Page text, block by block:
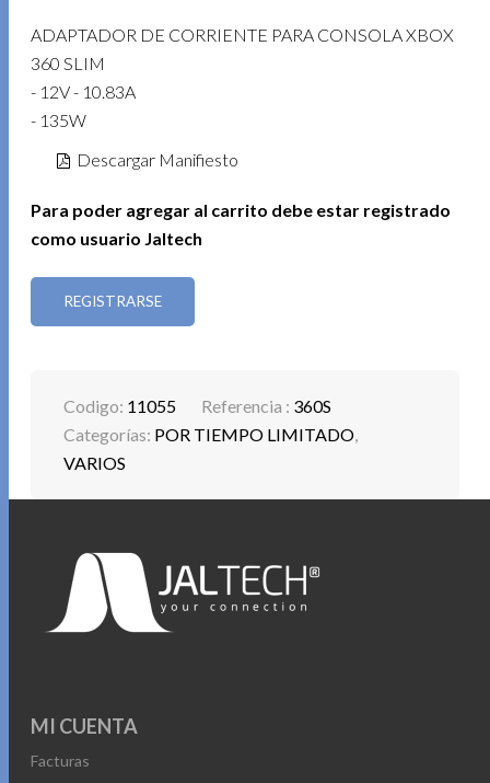
ADAPTADOR DE CORRIENTE PARA CONSOLA XBOX
360 SLIM
- 12V - 10.83A
- 135W
Descargar Manifiesto
Para poder agregar al carrito debe estar registrado
como usuario Jaltech
REGISTRARSE
Codigo: 11055 Referencia : 360S
Categorías: POR TIEMPO LIMITADO,
VARIOS
MI CUENTA
Facturas